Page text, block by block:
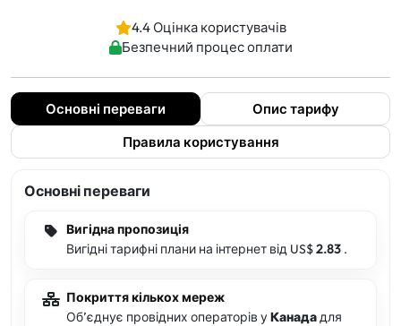
4.4 Оцінка користувачів
Безпечний процес оплати
Основні переваги
Опис тарифу
Правила користування
Основні переваги
Вигідна пропозиція
Вигідні тарифні плани на інтернет від US$2.83 .
Покриття кількох мереж
Обʼєднує провідних операторів уКанададля